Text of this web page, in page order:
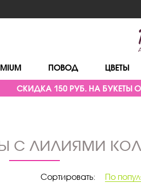
ПОВОД ЦВЕТЫ
СКИДКА 150 РУБ. НА БУКЕТЫ
с лилиями
Сортировать: По